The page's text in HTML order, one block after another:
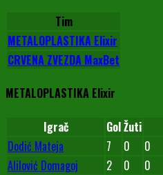
Tim
METALOPLASTIKA Elixir
CRVENA ZVEZDA MaxBet
METALOPLASTIKA Elixir
Igrač GolŽuti
Dodić Mateja
7 0 0
Alilović Domagoj
2 0 0